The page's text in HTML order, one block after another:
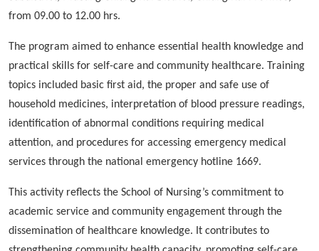
from 09.00 to 12.00 hrs.
The program aimed to enhance essential health knowledge and
practical skills for self-care and community healthcare. Training
topics included basic first aid, the proper and safe use of
household medicines, interpretation of blood pressure readings,
identification of abnormal conditions requiring medical
attention, and procedures for accessing emergency medical
services through the national emergency hotline 1669.
This activity reflects the School of Nursing’s commitment to
academic service and community engagement through the
dissemination of healthcare knowledge. It contributes to